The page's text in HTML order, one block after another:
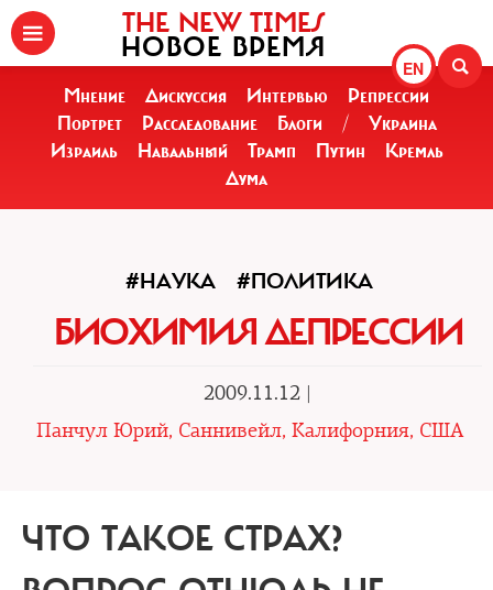
EN
THE NEW TIMES
НОВОЕ ВРЕМЯ
Мнение Дискуссия Интервью
Репрессии
Портрет
Расследование Блоги /
Украина
Израиль
Навальный Трамп Путин
Кремль
Дума
#НАУКА #ПОЛИТИКА
БИОХИМИЯ ДЕПРЕССИИ
2009.11.12 |
Панчул Юрий, Саннивейл, Калифорния, США
ЧТО ТАКОЕ СТРАХ?